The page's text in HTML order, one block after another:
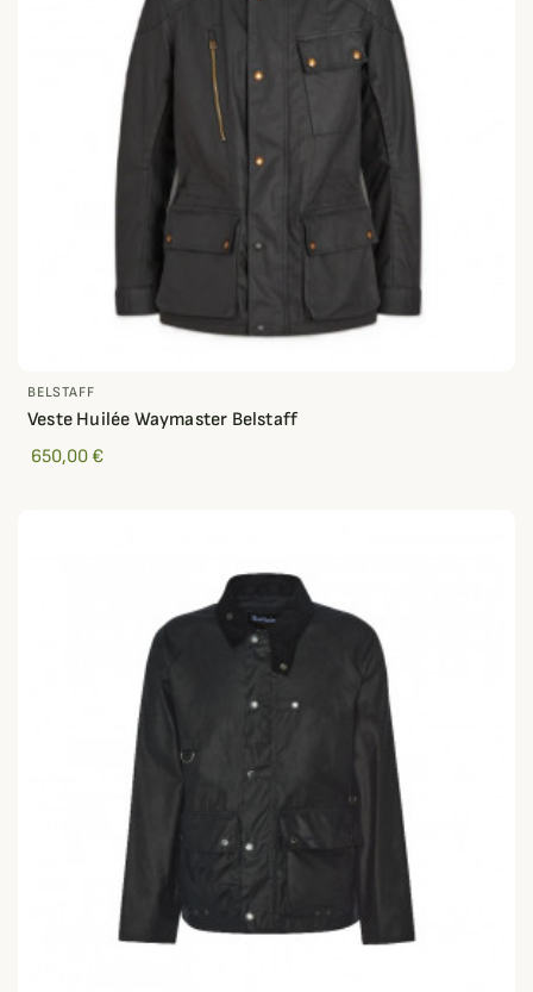
BELSTAFF
Veste Huilée Waymaster Belstaff
650,00 €